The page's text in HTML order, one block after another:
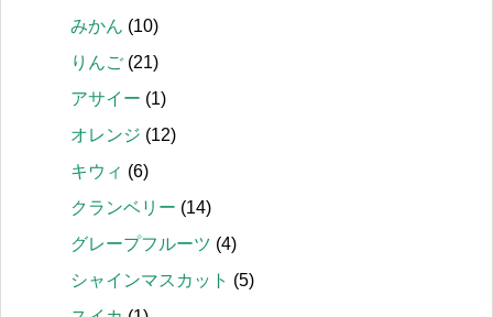
みかん (10)
りんご (21)
アサイー (1)
オレンジ (12)
キウィ (6)
クランベリー (14)
グレープフルーツ (4)
シャインマスカット (5)